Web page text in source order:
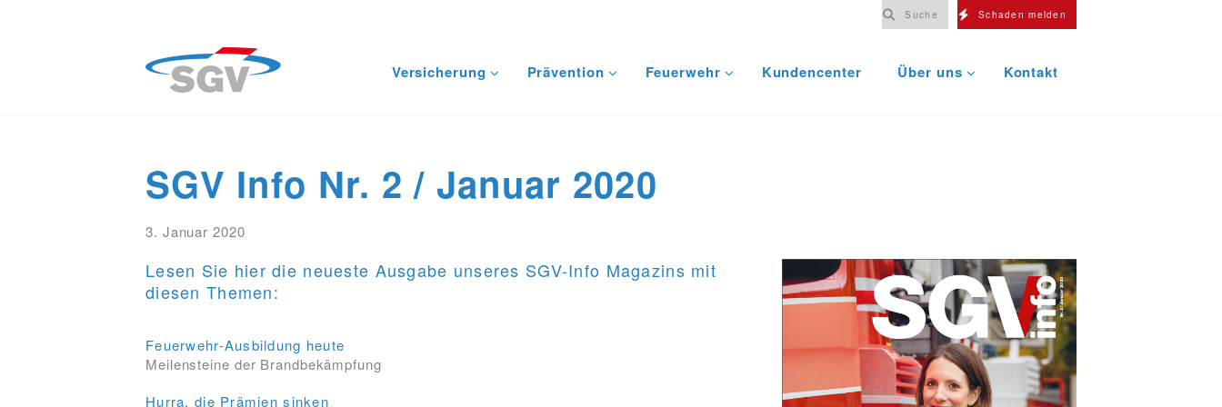
Suche Schaden melden
Versicherung Prävention Feuerwehr Kundencenter Über uns Kontakt
SGV Info Nr. 2 / Januar 2020
3. Januar 2020
Lesen Sie hier die neueste Ausgabe unseres SGV-Info Magazins mit
diesen Themen:
Feuerwehr-Ausbildung heute
Meilensteine der Brandbekämpfung
Hurra, die Prämien sinken